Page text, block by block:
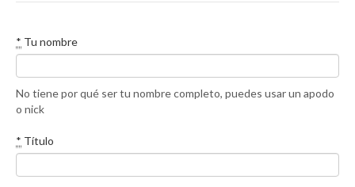
* Tu nombre
No tiene por qué ser tu nombre completo, puedes usar un apodo
o nick
* Título